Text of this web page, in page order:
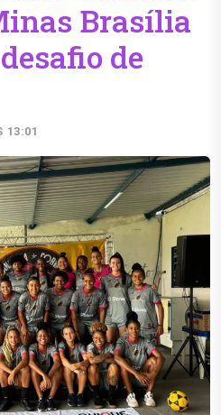
Brasília
de
13:01